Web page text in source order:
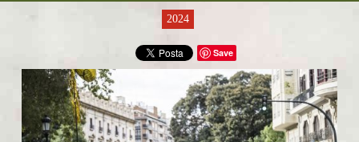
2024
Save